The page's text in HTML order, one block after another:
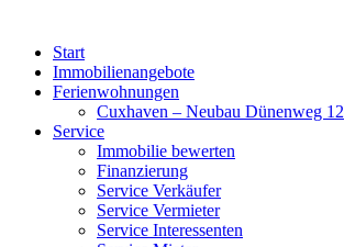
Start
Immobilienangebote
Ferienwohnungen
Cuxhaven – Neubau Dünenweg 12
Service
Immobilie bewerten
Finanzierung
Service Verkäufer
Service Vermieter
Service Interessenten